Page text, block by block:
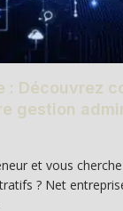
: Découvrez
gestion
et vous
? Net